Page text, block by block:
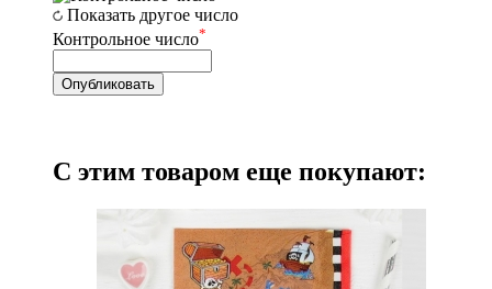
Показать другое число
Контрольное число*
С этим товаром еще покупают: